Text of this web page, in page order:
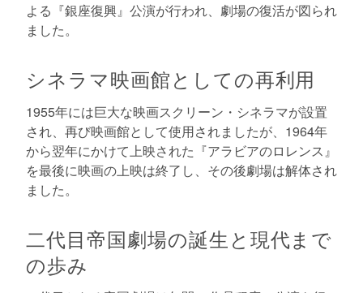
よる『銀座復興』公演が行われ、劇場の復活が図られ
ました。
シネラマ映画館としての再利用
1955年には巨大な映画スクリーン・シネラマが設置
され、再び映画館として使用されましたが、1964年
から翌年にかけて上映された『アラビアのロレンス』
を最後に映画の上映は終了し、その後劇場は解体され
ました。
二代目帝国劇場の誕生と現代まで
の歩み